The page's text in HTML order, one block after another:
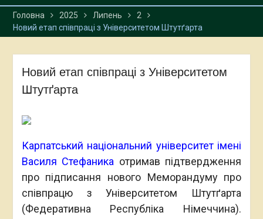
екологічного моніторингу
Карпат
Головна 2025 Липень
2
Новий етап співпраці з Університетом Штутґарта
Новий етап співпраці з Університетом
Штутґарта
Карпатський національний університет імені
Василя Стефаника отримав підтвердження
про підписання нового Меморандуму про
співпрацю з Університетом Штутґарта
(Федеративна Республіка Німеччина).